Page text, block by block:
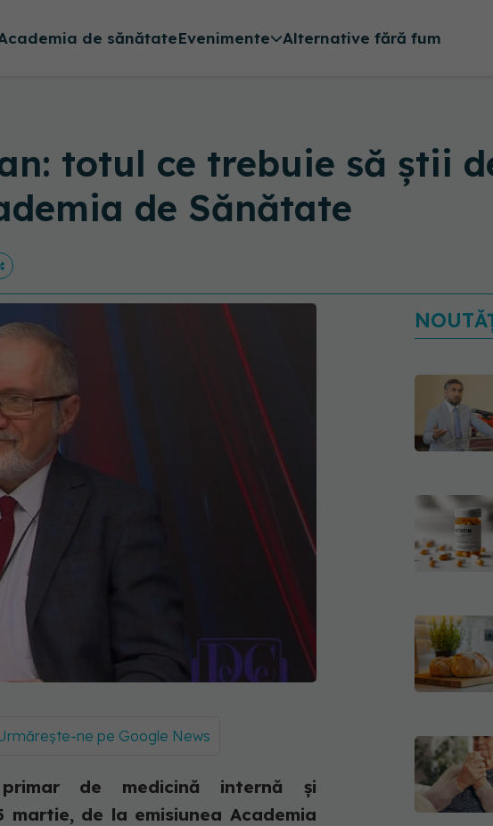
de sănătateEvenimente Alternative fără fum
totul ce trebuie să știi
de Sănătate
ne pe Google News
de medicină internă și
de la emisiunea Academia